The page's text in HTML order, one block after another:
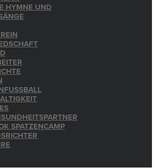
HYMNE UND
SPATZENCAMP